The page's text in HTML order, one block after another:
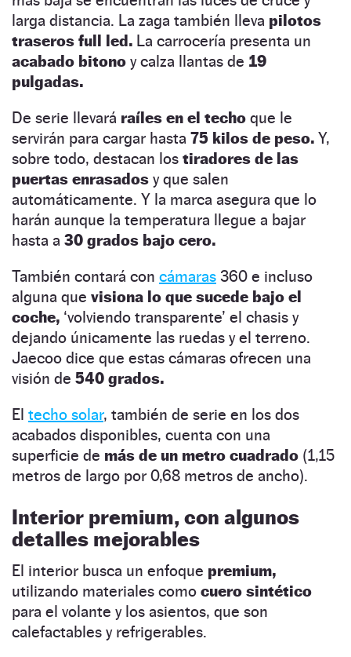
larga distancia. La zaga también lleva pilotos
traseros full led. La carrocería presenta un
acabado bitono y calza llantas de 19
pulgadas.
De serie llevará raíles en el techo que le
servirán para cargar hasta 75 kilos de peso. Y,
sobre todo, destacan los tiradores de las
puertas enrasados y que salen
automáticamente. Y la marca asegura que lo
harán aunque la temperatura llegue a bajar
hasta a 30 grados bajo cero.
También contará con cámaras 360 e incluso
alguna que visiona lo que sucede bajo el
coche, ‘volviendo transparente’ el chasis y
dejando únicamente las ruedas y el terreno.
Jaecoo dice que estas cámaras ofrecen una
visión de 540 grados.
El techo solar, también de serie en los dos
acabados disponibles, cuenta con una
superficie de más de un metro cuadrado (1,15
metros de largo por 0,68 metros de ancho).
Interior premium, con algunos
detalles mejorables
El interior busca un enfoque premium,
utilizando materiales como cuero sintético
para el volante y los asientos, que son
calefactables y refrigerables.